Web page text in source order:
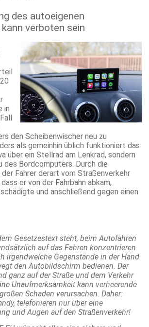
des autoeigenen
verboten sein
in
den Scheibenwischer neu zu
als gemeinhin üblich funktioniert das
über ein Stellrad am Lenkrad, sondern
des Bordcomputers. Durch die
der Fahrer derart vom Straßenverkehr
er von der Fahrbahn abkam,
und anschließend gegen einen
Gesetzestext steht, beim Autofahren
auf das Fahren konzentrieren
irgendwelche Gegenstände in der Hand
den Autobildschirm bedienen. Der
ganz auf der Straße und dem Verkehr
Unaufmerksamkeit kann verheerende
Schaden verursachen. Daher:
telefonieren nur über eine
und Augen auf den Straßenverkehr!